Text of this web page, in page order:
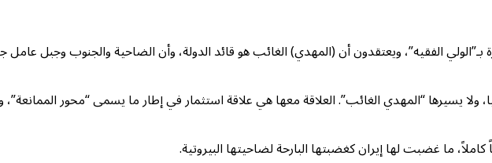
الفقيه”، ويعتقدون أن (المهدي) الغائب هو قائد الدولة، وأن الضاحية والجنوب وجبل عامل
ولا يسيرها “المهدي الغائب”. العلاقة معها هي علاقة استثمار في إطار ما يسمى “محور الممانعة”،
ما غضبت لها إيران كغضبتها البارحة لضاحيتها البيروتية.